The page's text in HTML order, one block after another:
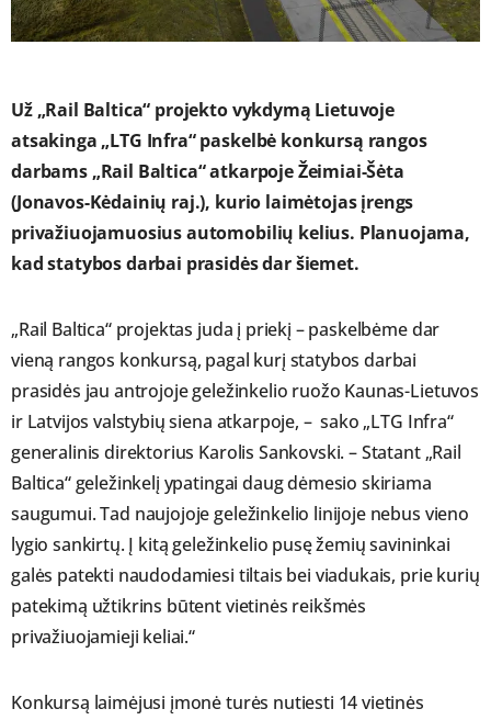
Už „Rail Baltica“ projekto vykdymą Lietuvoje
atsakinga „LTG Infra“ paskelbė konkursą rangos
darbams „Rail Baltica“ atkarpoje Žeimiai-Šėta
(Jonavos-Kėdainių raj.), kurio laimėtojas įrengs
privažiuojamuosius automobilių kelius. Planuojama,
kad statybos darbai prasidės dar šiemet.
„Rail Baltica“ projektas juda į priekį – paskelbėme dar
vieną rangos konkursą, pagal kurį statybos darbai
prasidės jau antrojoje geležinkelio ruožo Kaunas-Lietuvos
ir Latvijos valstybių siena atkarpoje, – sako „LTG Infra“
generalinis direktorius Karolis Sankovski. – Statant „Rail
Baltica“ geležinkelį ypatingai daug dėmesio skiriama
saugumui. Tad naujojoje geležinkelio linijoje nebus vieno
lygio sankirtų. Į kitą geležinkelio pusę žemių savininkai
galės patekti naudodamiesi tiltais bei viadukais, prie kurių
patekimą užtikrins būtent vietinės reikšmės
privažiuojamieji keliai.“
Konkursą laimėjusi įmonė turės nutiesti 14 vietinės